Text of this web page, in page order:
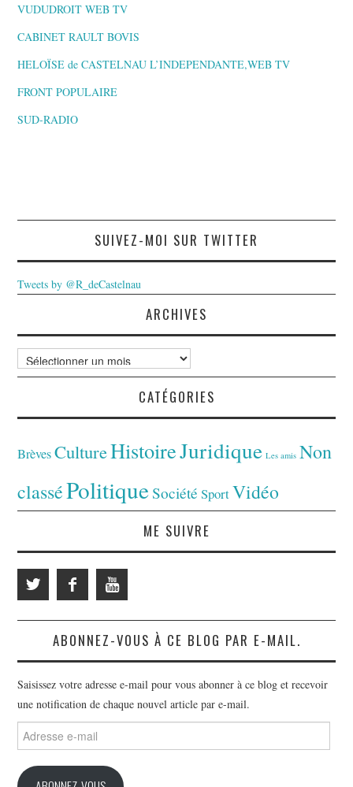
VUDUDROIT WEB TV
CABINET RAULT BOVIS
HELOÏSE de CASTELNAU L’INDEPENDANTE,WEB TV
FRONT POPULAIRE
SUD-RADIO
SUIVEZ-MOI SUR TWITTER
Tweets by @R_deCastelnau
ARCHIVES
Archives
CATÉGORIES
Brèves CultureHistoireJuridique Les amis Non
classéPolitiqueSociété SportVidéo
ME SUIVRE
ABONNEZ-VOUS À CE BLOG PAR E-MAIL.
Saisissez votre adresse e-mail pour vous abonner à ce blog et recevoir
une notification de chaque nouvel article par e-mail.
Adresse
e-